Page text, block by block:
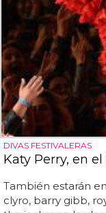
DIVAS FESTIVALERAS
Katy Perry, en
También estarán
clyro, barry gibb,